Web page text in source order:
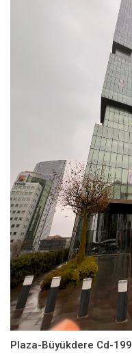
Plaza-Büyükdere Cd-199